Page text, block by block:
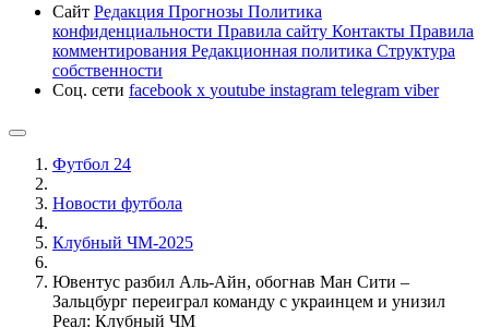
Сайт Редакция Прогнозы Политика
конфиденциальности Правила сайту Контакты Правила
комментирования Редакционная политика Структура
собственности
Соц. сети facebook x youtube instagram telegram viber
Футбол 24
Новости футбола
Клубный ЧМ-2025
Ювентус разбил Аль-Айн, обогнав Ман Сити –
Зальцбург переиграл команду с украинцем и унизил
Реал: Клубный ЧМ